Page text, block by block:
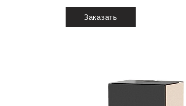
Заказать